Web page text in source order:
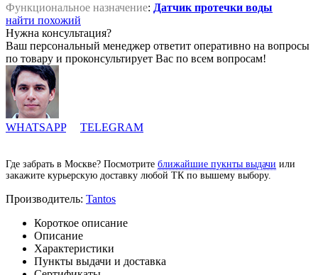
Функциональное назначение: Датчик протечки воды
найти похожий
Нужна консультация?
Ваш персональный менеджер ответит оперативно на вопросы
по товару и проконсультирует Вас по всем вопросам!
WHATSAPP TELEGRAM
Где забрать в Москве? Посмотрите ближайшие пукнты выдачи или
закажите курьерскую доставку любой ТК по вышему выбору.
Производитель: Tantos
Короткое описание
Описание
Характеристики
Пункты выдачи и доставка